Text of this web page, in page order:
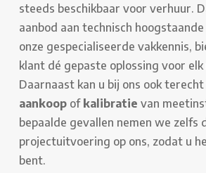
steeds beschikbaar voor verhuur.
aanbod aan technisch
onze gespecialiseerde vakkennis,
klant dé gepaste oplossing voor
Daarnaast kan u bij ons ook
aankoop of kalibratie van
bepaalde gevallen nemen we zelfs
projectuitvoering op ons, zodat u
bent.